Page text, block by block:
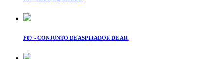
F07 - CONJUNTO DE ASPIRADOR DE AR.